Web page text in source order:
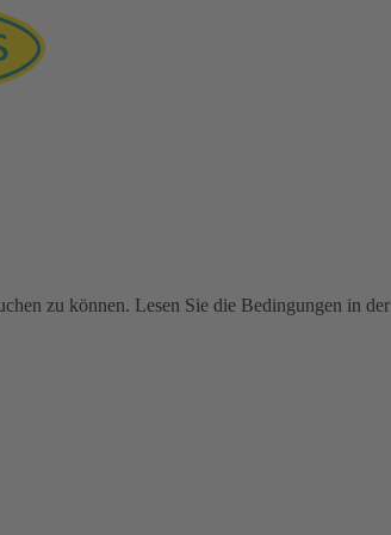
zu können. Lesen Sie die Bedingungen in der